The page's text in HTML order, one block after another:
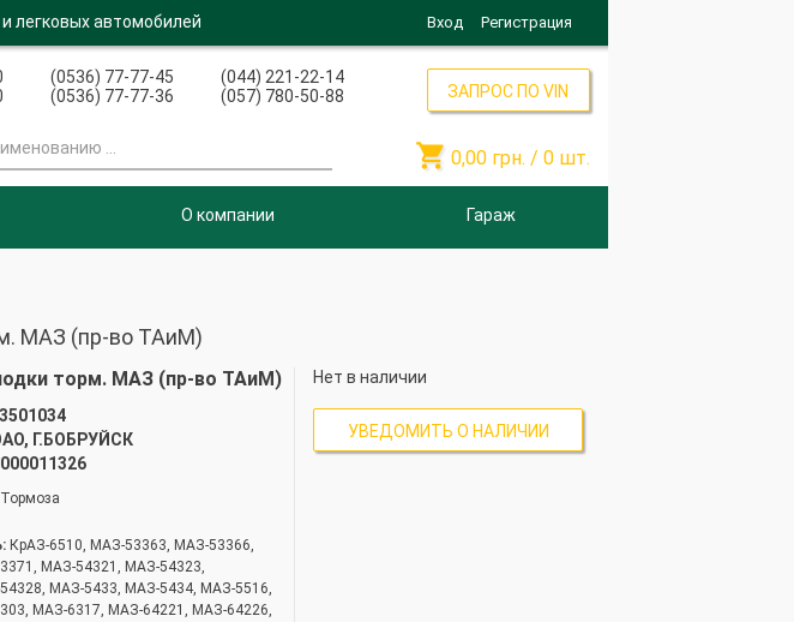
легковых автомобилей Вход Регистрация
(0536) 77-77-45
(0536) 77-77-36
(044) 221-22-14
(057) 780-50-88
ЗАПРОС ПО VIN
 0,00 грн. / 0 шт.
О компании Гараж
МАЗ (пр-во ТАиМ)
торм. МАЗ (пр-во ТАиМ)
Г.БОБРУЙСК
КрАЗ-6510, МАЗ-53363, МАЗ-53366,
МАЗ-54321, МАЗ-54323,
МАЗ-5433, МАЗ-5434, МАЗ-5516,
МАЗ-6317, МАЗ-64221, МАЗ-64226,
Нет в наличии
УВЕДОМИТЬ О НАЛИЧИИ